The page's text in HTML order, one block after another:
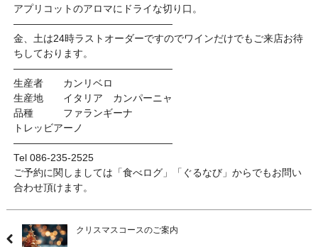
アプリコットのアロマにドライな切り口。
————————————————
金、土は24時ラストオーダーですのでワインだけでもご来店お待
ちしております。
————————————————
生産者 カンリベロ
生産地 イタリア カンパーニャ
品種 ファランギーナ
トレッビアーノ
————————————————
Tel 086-235-2525
ご予約に関しましては「食べログ」「ぐるなび」からでもお問い
合わせ頂けます。
クリスマスコースのご案内